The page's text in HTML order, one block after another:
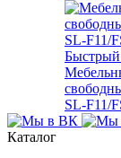
SL-F11/
Каталог